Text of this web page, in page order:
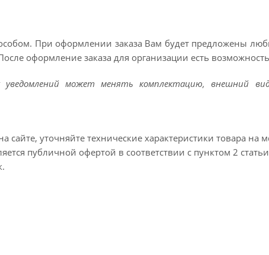
При оформлении заказа Вам будет предложены
оформление заказа для организации есть возможность
может менять комплектацию, внешний
сайте, уточняйте технические характеристики товара
публичной офертой в соответствии с пунктом 2